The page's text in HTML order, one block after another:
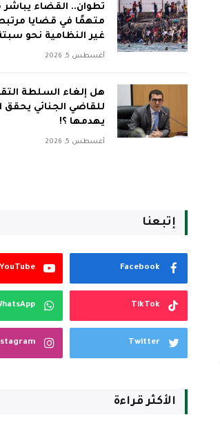
متهمًا في قضايا
غير النظامية نحو
أغسطس 5, 2026
هل إلغاء السلطة
للقاضي الجنائي يحقق
يهدمها ؟!
أغسطس 5, 2026
إتبعنا
Facebook
YouTube
TikTok
Twitter
الأكثر قراءة